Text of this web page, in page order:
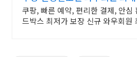
쿠팡, 빠른 예약, 편리한 결제, 안심
드박스 최저가 보장 신규 와우회원